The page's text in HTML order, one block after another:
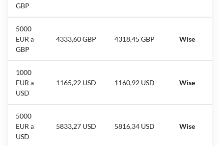
GBP
5000
EUR a
GBP
4333,60 GBP 4318,45 GBP Wise
1000
EUR a
USD
1165,22 USD 1160,92 USD Wise
5000
EUR a
USD
5833,27 USD 5816,34 USD Wise